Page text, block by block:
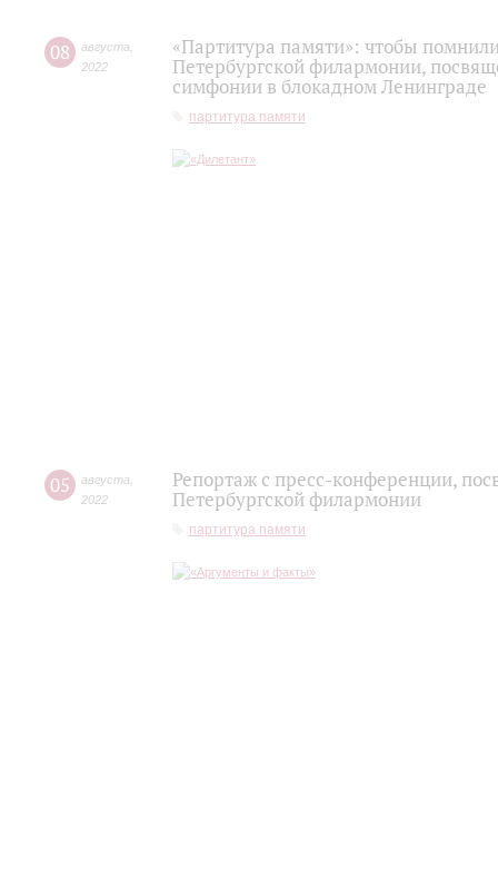
08 августа
2022
«Партитура памяти»: чтобы
Петербургской филармонии,
симфонии в блокадном Ленинграде
партитура памяти
05 августа
2022
Репортаж с пресс-конференции,
Петербургской филармонии
партитура памяти